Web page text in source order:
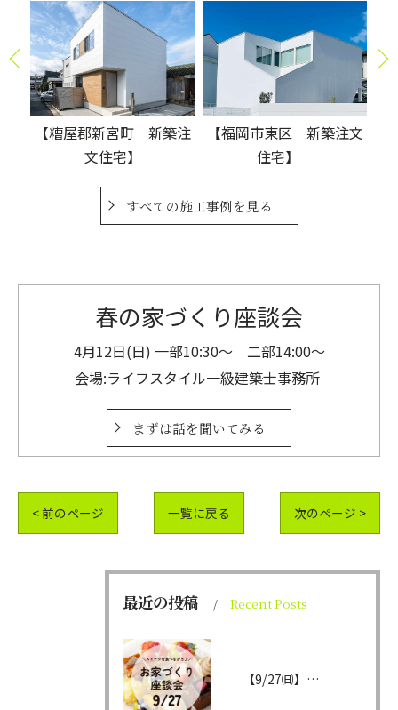
【福岡市東区 新築注文
住宅】
【福岡市東区 新築注文
住宅】
すべての施工事例を見る
春の家づくり座談会
4月12日(日) 一部10:30～ 二部14:00～
会場:ライフスタイル一級建築士事務所
まずは話を聞いてみる
< 前のページ 一覧に戻る 次のページ >
最近の投稿 Recent Posts
【9/27㈰】あなたの「欲しい暮らし」を見つける家づくり勉強会